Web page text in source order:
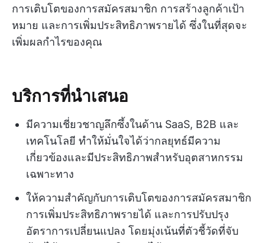
การเติบโตของการสมัครสมาชิก การสร้างลูกค้าเป้า
หมาย และการเพิ่มประสิทธิภาพรายได้ ซึ่งในที่สุดจะ
เพิ่มผลกำไรของคุณ
บริการที่นำเสนอ
มีความเชี่ยวชาญลึกซึ้งในด้าน SaaS, B2B และ
เทคโนโลยี ทำให้มั่นใจได้ว่ากลยุทธ์มีความ
เกี่ยวข้องและมีประสิทธิภาพสำหรับอุตสาหกรรม
เฉพาะทาง
ให้ความสำคัญกับการเติบโตของการสมัครสมาชิก
การเพิ่มประสิทธิภาพรายได้ และการปรับปรุง
อัตราการเปลี่ยนแปลง โดยมุ่งเน้นที่ตัวชี้วัดที่จับ